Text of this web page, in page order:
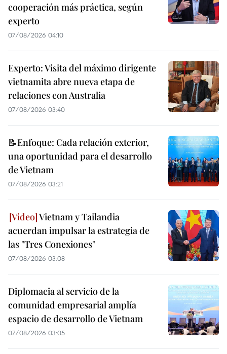
cooperación más práctica, según
experto
07/08/2026 04:10
Experto: Visita del máximo dirigente
vietnamita abre nueva etapa de
relaciones con Australia
07/08/2026 03:40
📝Enfoque: Cada relación exterior,
una oportunidad para el desarrollo
de Vietnam
07/08/2026 03:21
Vietnam y Tailandia
acuerdan impulsar la estrategia de
las "Tres Conexiones"
07/08/2026 03:08
Diplomacia al servicio de la
comunidad empresarial amplía
espacio de desarrollo de Vietnam
07/08/2026 03:05